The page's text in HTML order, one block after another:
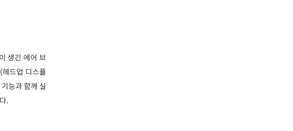
생긴 에어 브
드업 디스플
능과 함께 실
.